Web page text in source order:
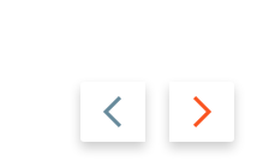
Назад Вперед